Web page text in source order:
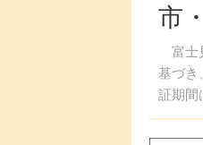
市
富士
基づき
証期間